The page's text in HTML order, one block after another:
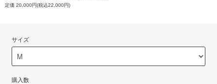
定価 20,000円(税込22,000円)
サイズ
購入数